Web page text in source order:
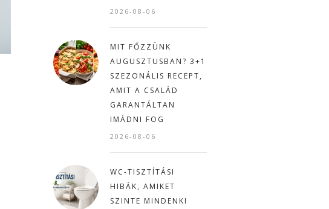
2026-08-06
MIT FŐZZÜNK
AUGUSZTUSBAN? 3+1
SZEZONÁLIS RECEPT,
AMIT A CSALÁD
GARANTÁLTAN
IMÁDNI FOG
2026-08-06
WC-TISZTÍTÁSI
HIBÁK, AMIKET
SZINTE MINDENKI